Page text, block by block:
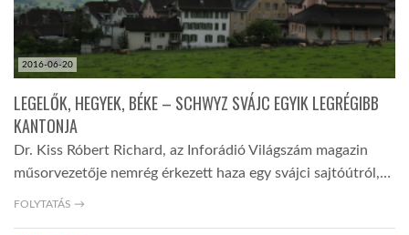
2016-06-20
LEGELŐK, HEGYEK, BÉKE – SCHWYZ SVÁJC EGYIK LEGRÉGIBB
KANTONJA
Dr. Kiss Róbert Richard, az Inforádió Világszám magazin
műsorvezetője nemrég érkezett haza egy svájci sajtóútról,…
FOLYTATÁS →